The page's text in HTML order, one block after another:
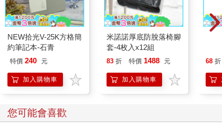
NEW拾光V-25K方格簡
約筆記本-石青
特價 240 元
加入購物車
米諾諾厚底防脫落椅腳
套-4枚入x12組
83 折 特價 1488 元
加入購物車
68 折
您可能會喜歡